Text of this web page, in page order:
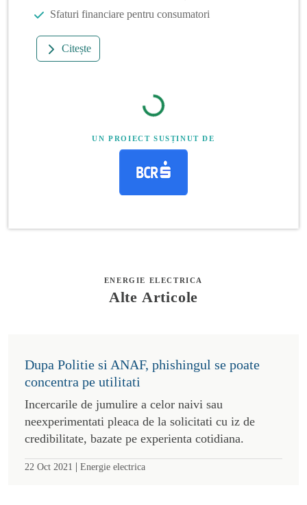
Sfaturi financiare pentru consumatori
Citește
UN PROIECT SUSȚINUT DE
ENERGIE ELECTRICA
Alte Articole